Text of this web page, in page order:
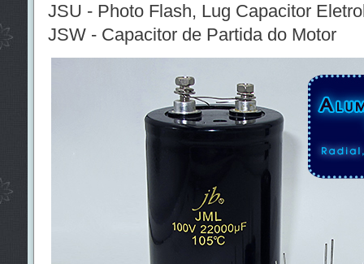
JSU - Photo Flash, Lug Capacitor
JSW - Capacitor de Partida do Motor